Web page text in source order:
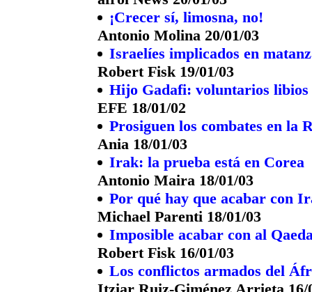
¡Crecer sí, limosna, no!
Antonio Molina 20/01/03
Israelíes implicados en
Robert Fisk 19/01/03
Hijo Gadafi: voluntarios
EFE 18/01/02
Prosiguen los combates en la
Ania 18/01/03
Irak: la prueba está en Corea
Antonio Maira 18/01/03
Por qué hay que acabar con
Michael Parenti 18/01/03
Imposible acabar con al
Robert Fisk 16/01/03
Los conflictos armados del